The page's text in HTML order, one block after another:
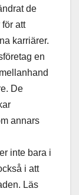
de
att
karriärer.
en
De
annars
inte bara i
i att
Läs